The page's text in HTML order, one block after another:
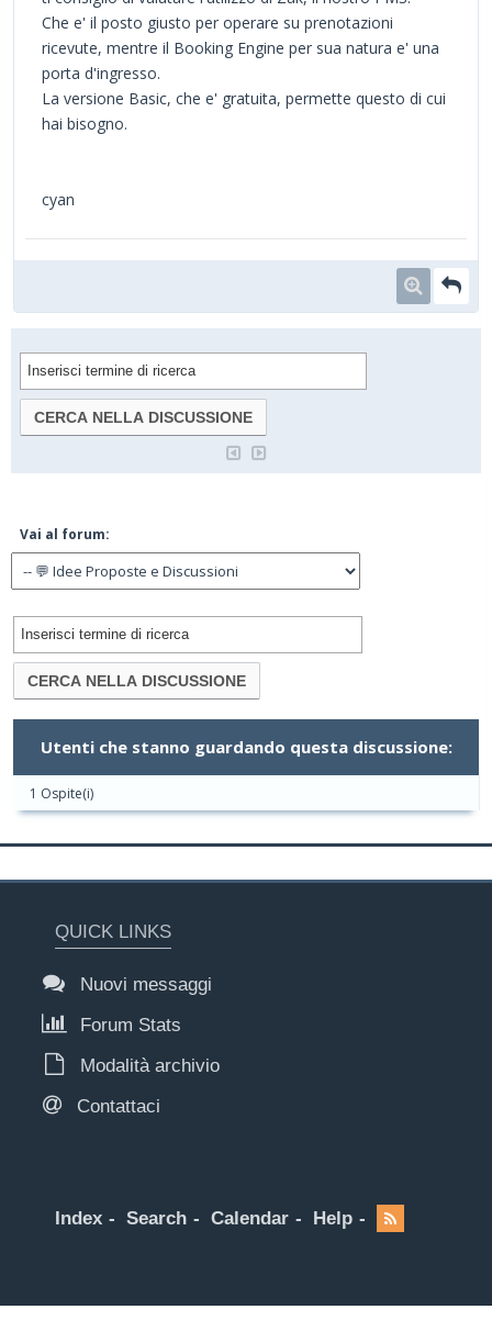
Che e' il posto giusto per operare su prenotazioni
ricevute, mentre il Booking Engine per sua natura e' una
porta d'ingresso.
La versione Basic, che e' gratuita, permette questo di cui
hai bisogno.
cyan
Vai al forum:
Utenti che stanno guardando questa discussione:
1 Ospite(i)
QUICK LINKS
Nuovi messaggi
Forum Stats
Modalità archivio
Contattaci
Index Search Calendar Help